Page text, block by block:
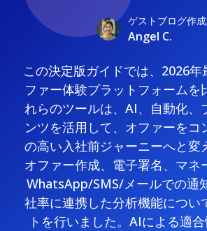
ゲストブログ作
Angel C.
この決定版ガイドでは、2026年
ファー体験プラットフォームを
れらのツールは、AI、自動化、
ンツを活用して、オファーをコ
の高い入社前ジャーニーへと変
オファー作成、電子署名、マネ
WhatsApp/SMS/メールでの通
社率に連携した分析機能につい
トを行いました。AIによる適